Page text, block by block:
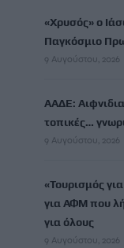
«Χρυσός» ο
Παγκόσμιο
9 Αυγούστου, 2026
ΑΑΔΕ:
τοπικές…
9 Αυγούστου, 2026
«Τουρισμός
για ΑΦΜ που
για όλους
9 Αυγούστου, 2026